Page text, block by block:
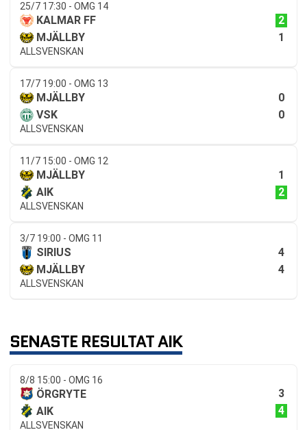
25/7 17:30 - OMG 14
KALMAR FF
2
MJÄLLBY
1
ALLSVENSKAN
17/7 19:00 - OMG 13
MJÄLLBY
0
VSK
0
ALLSVENSKAN
11/7 15:00 - OMG 12
MJÄLLBY
1
AIK
2
ALLSVENSKAN
3/7 19:00 - OMG 11
SIRIUS
4
MJÄLLBY
4
ALLSVENSKAN
SENASTE RESULTAT AIK
8/8 15:00 - OMG 16
ÖRGRYTE
3
AIK
4
ALLSVENSKAN